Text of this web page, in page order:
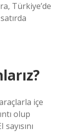
Türkiye’de
içe
olup